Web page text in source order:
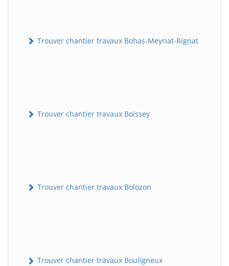
Trouver chantier travaux Bohas-Meyriat-Rignat
Trouver chantier travaux Boissey
Trouver chantier travaux Bolozon
Trouver chantier travaux Bouligneux